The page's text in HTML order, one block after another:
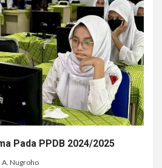
Pada PPDB 2024/2025
A. Nugroho